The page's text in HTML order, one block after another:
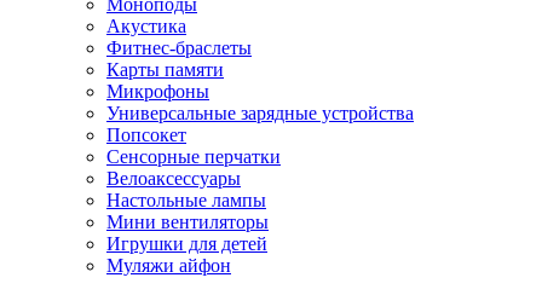
Моноподы
Акустика
Фитнес-браслеты
Карты памяти
Микрофоны
Универсальные зарядные устройства
Попсокет
Сенсорные перчатки
Велоаксессуары
Настольные лампы
Мини вентиляторы
Игрушки для детей
Муляжи айфон